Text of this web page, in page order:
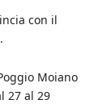
con il
Moiano
27 al 29